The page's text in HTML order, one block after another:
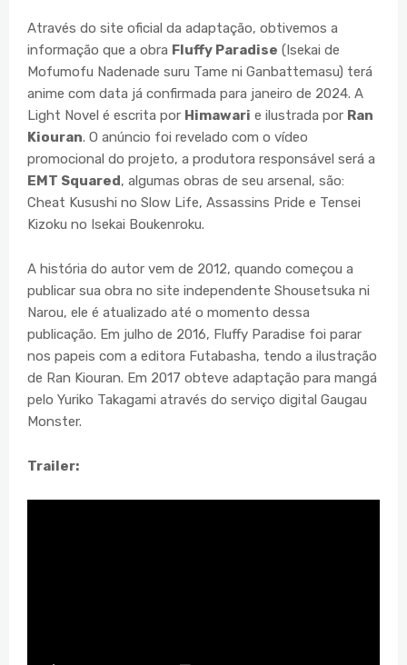
Através do site oficial da adaptação, obtivemos a
informação que a obra Fluffy Paradise (Isekai de
Mofumofu Nadenade suru Tame ni Ganbattemasu) terá
anime com data já confirmada para janeiro de 2024. A
Light Novel é escrita por Himawari e ilustrada por Ran
Kiouran. O anúncio foi revelado com o vídeo
promocional do projeto, a produtora responsável será a
EMT Squared, algumas obras de seu arsenal, são:
Cheat Kusushi no Slow Life, Assassins Pride e Tensei
Kizoku no Isekai Boukenroku.
A história do autor vem de 2012, quando começou a
publicar sua obra no site independente Shousetsuka ni
Narou, ele é atualizado até o momento dessa
publicação. Em julho de 2016, Fluffy Paradise foi parar
nos papeis com a editora Futabasha, tendo a ilustração
de Ran Kiouran. Em 2017 obteve adaptação para mangá
pelo Yuriko Takagami através do serviço digital Gaugau
Monster.
Trailer: